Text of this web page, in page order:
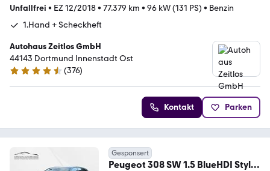
Unfallfrei • EZ 12/2018• 77.379 km • 96 kW (131 PS) • Benzin
1.Hand + Scheckheft
Autohaus Zeitlos GmbH
44143 Dortmund Innenstadt Ost
4.7 Sterne
(376)
Kontakt Parken
Gesponsert
Peugeot 308 SW 1.5 BlueHDI Style